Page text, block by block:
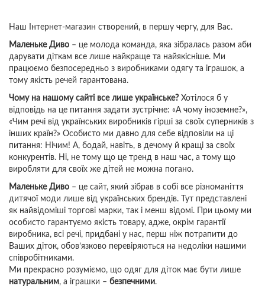
Наш Інтернет-магазин створений, в першу чергу, для Вас.
Маленьке Диво – це молода команда, яка зібралась разом аби
дарувати діткам все лише найкраще та найякісніше. Ми
працюємо безпосередньо з виробниками одягу та іграшок, а
тому якість речей гарантована.
Чому на нашому сайті все лише українське?Хотілося б у
відповідь на це питання задати зустрічне: «А чому іноземне?»,
«Чим речі від українських виробників гірші за своїх суперників з
інших країн?» Особисто ми давно для себе відповіли на ці
питання: Нічим! А, бодай, навіть, в дечому й кращі за своїх
конкурентів. Ні, не тому що це тренд в наш час, а тому що
виробляти для своїх же дітей не можна погано.
Маленьке Диво – це сайт, який зібрав в собі все різноманіття
дитячої моди лише від українських брендів. Тут представлені
як найвідоміші торгові марки, так і менш відомі. При цьому ми
особисто гарантуємо якість товару, адже, окрім гарантії
виробника, всі речі, придбані у нас, перш ніж потрапити до
Ваших діток, обов’язково перевіряються на недоліки нашими
співробітниками.
Ми прекрасно розуміємо, що одяг для діток має бути лише
натуральним, а іграшки – безпечними.